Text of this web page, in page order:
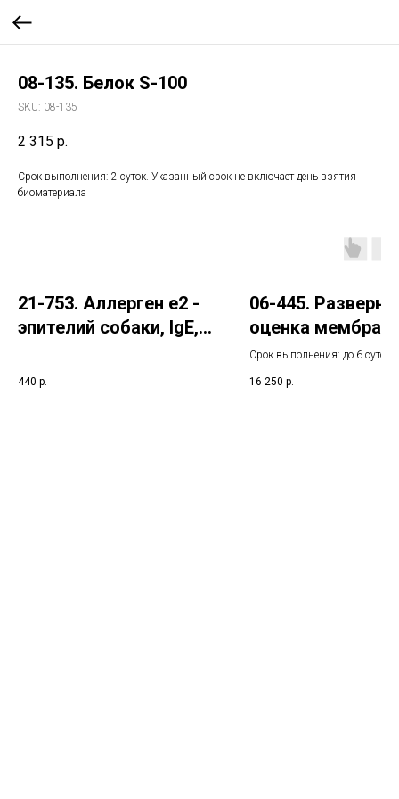
08-135. Белок S-100
SKU: 08-135
2 315 р.
Срок выполнения: 2 суток. Указанный срок не включает день взятия
биоматериала
21-753. Аллерген e2 -
эпителий собаки, IgE,
440 р.
06-445.
оценка
мобильного
Срок выполнения: до 6 суток.
взятия биоматериала
16 250 р.